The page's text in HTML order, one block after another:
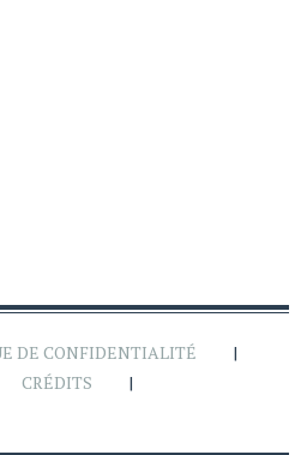
DE CONFIDENTIALITÉ
CRÉDITS